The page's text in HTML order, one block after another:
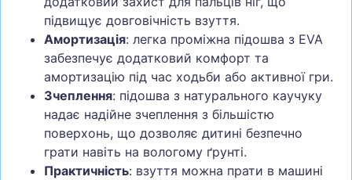
підвищує довговічність взуття.
Амортизація: легка проміжна підошва з EVA
забезпечує додатковий комфорт та
амортизацію під час ходьби або активної гри.
Зчеплення: підошва з натурального каучуку
надає надійне зчеплення з більшістю
поверхонь, що дозволяє дитині безпечно
грати навіть на вологому ґрунті.
Практичність: взуття можна прати в машині